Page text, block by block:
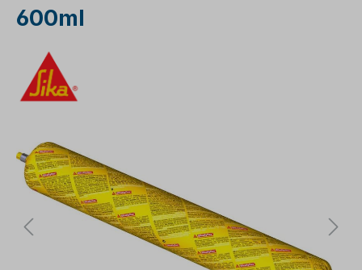
600ml
Bildergalerie überspringen